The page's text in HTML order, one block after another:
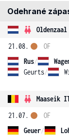
Odehrané
21.08.
Rus/
Geurts/
OF
Maaseik
21.07.
Geuer/
OF